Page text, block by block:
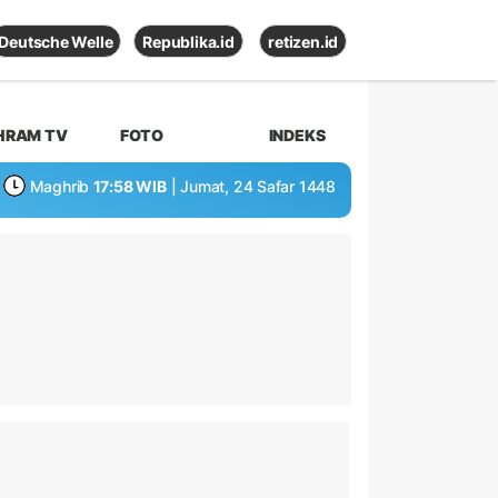
Deutsche Welle Republika.id retizen.id
TV FOTO INDEKS
Maghrib 17:58 WIB | Jumat, 24 Safar 1448